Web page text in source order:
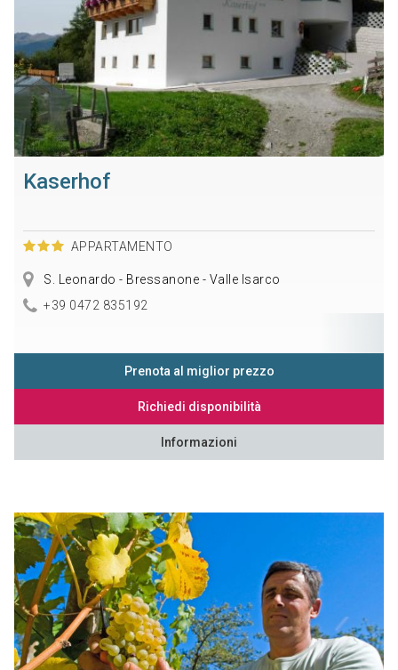
Kaserhof
APPARTAMENTO
S. Leonardo - Bressanone - Valle Isarco
+39 0472 835192
Prenota al miglior prezzo
Richiedi disponibilità
Informazioni